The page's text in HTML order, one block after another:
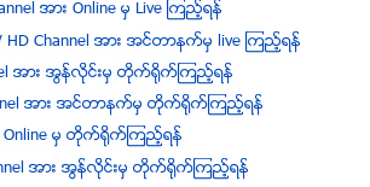
အား Online မွ Live ၾကည့္ရန္
HD Channel အား အင္တာနက္မွ live ၾကည့္ရန္
အား အြန္လုိင္းမွ တုိက္ရုိက္ၾကည့္ရန္
အား အင္တာနက္မွ တုိက္ရုိက္ၾကည့္ရန္
Online မွ တုိက္ရုိက္ၾကည့္ရန္
အား အြန္လုိင္းမွ တုိက္ရုိက္ၾကည့္ရန္